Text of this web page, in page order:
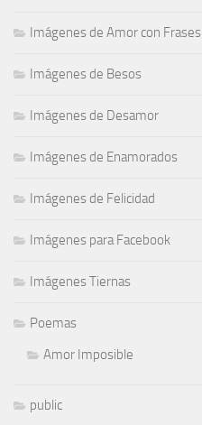
Imágenes de Amor con Frases
Imágenes de Besos
Imágenes de Desamor
Imágenes de Enamorados
Imágenes de Felicidad
Imágenes para Facebook
Imágenes Tiernas
Poemas
Amor Imposible
public